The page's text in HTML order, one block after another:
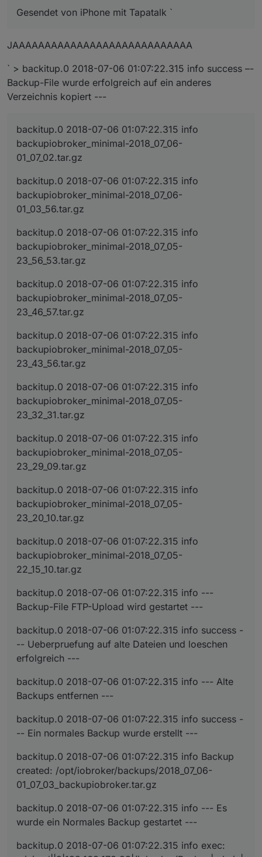
Gesendet von iPhone mit Tapatalk `
JAAAAAAAAAAAAAAAAAAAAAAAAAAAA
` > backitup.0 2018-07-06 01:07:22.315 info success –-
Backup-File wurde erfolgreich auf ein anderes
Verzeichnis kopiert ---
backitup.0 2018-07-06 01:07:22.315 info
backupiobroker_minimal-2018_07_06-
01_07_02.tar.gz
backitup.0 2018-07-06 01:07:22.315 info
backupiobroker_minimal-2018_07_06-
01_03_56.tar.gz
backitup.0 2018-07-06 01:07:22.315 info
backupiobroker_minimal-2018_07_05-
23_56_53.tar.gz
backitup.0 2018-07-06 01:07:22.315 info
backupiobroker_minimal-2018_07_05-
23_46_57.tar.gz
backitup.0 2018-07-06 01:07:22.315 info
backupiobroker_minimal-2018_07_05-
23_43_56.tar.gz
backitup.0 2018-07-06 01:07:22.315 info
backupiobroker_minimal-2018_07_05-
23_32_31.tar.gz
backitup.0 2018-07-06 01:07:22.315 info
backupiobroker_minimal-2018_07_05-
23_29_09.tar.gz
backitup.0 2018-07-06 01:07:22.315 info
backupiobroker_minimal-2018_07_05-
23_20_10.tar.gz
backitup.0 2018-07-06 01:07:22.315 info
backupiobroker_minimal-2018_07_05-
22_15_10.tar.gz
backitup.0 2018-07-06 01:07:22.315 info ---
Backup-File FTP-Upload wird gestartet ---
backitup.0 2018-07-06 01:07:22.315 info success -
-- Ueberpruefung auf alte Dateien und loeschen
erfolgreich ---
backitup.0 2018-07-06 01:07:22.315 info --- Alte
Backups entfernen ---
backitup.0 2018-07-06 01:07:22.315 info success -
-- Ein normales Backup wurde erstellt ---
backitup.0 2018-07-06 01:07:22.315 info Backup
created: /opt/iobroker/backups/2018_07_06-
01_07_03_backupiobroker.tar.gz
backitup.0 2018-07-06 01:07:22.315 info --- Es
wurde ein Normales Backup gestartet ---
backitup.0 2018-07-06 01:07:22.315 info exec: